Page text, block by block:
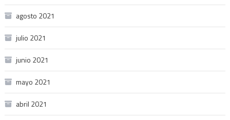
agosto 2021
julio 2021
junio 2021
mayo 2021
abril 2021